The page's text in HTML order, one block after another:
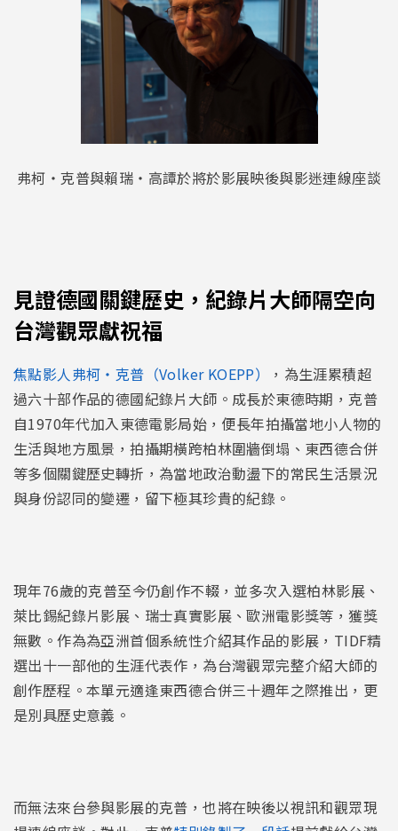
弗柯・克普與賴瑞・高譚於將於影展映後與影迷連線座談
見證德國關鍵歷史，紀錄片大師隔空向
台灣觀眾獻祝福
焦點影人弗柯・克普（Volker KOEPP）
，為生涯累積超
過六十部作品的德國紀錄片大師。成長於東德時期，克普
自1970年代加入東德電影局始，便長年拍攝當地小人物的
生活與地方風景，拍攝期橫跨柏林圍牆倒塌、東西德合併
等多個關鍵歷史轉折，為當地政治動盪下的常民生活景況
與身份認同的變遷，留下極其珍貴的紀錄。
現年76歲的克普至今仍創作不輟，並多次入選柏林影展、
萊比錫紀錄片影展、瑞士真實影展、歐洲電影獎等，獲獎
無數。作為為亞洲首個系統性介紹其作品的影展，TIDF精
選出十一部他的生涯代表作，為台灣觀眾完整介紹大師的
創作歷程。本單元適逢東西德合併三十週年之際推出，更
是別具歷史意義。
而無法來台參與影展的克普，也將在映後以視訊和觀眾現